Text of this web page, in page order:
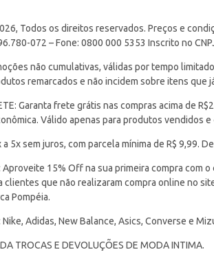
Todos os direitos reservados. Preços e
96.780-072 – Fone: 0800 000 5353 Inscrito no
não cumulativas, válidas por tempo
remarcados e não incidem sobre itens
Garanta frete grátis nas compras acima de
Válido apenas para produtos vendidos
5x sem juros, com parcela mínima de R$ 9,99.
Aproveite 15% Off na sua primeira compra com
clientes que não realizaram compra online no
Pompéia.
Nike, Adidas, New Balance, Asics, Converse e
TROCAS E DEVOLUÇÕES DE MODA INTIMA.